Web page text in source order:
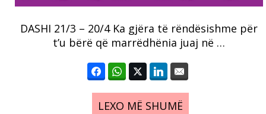
DASHI 21/3 – 20/4 Ka gjëra të rëndësishme për
t’u bërë që marrëdhënia juaj në …
LEXO MË SHUMË